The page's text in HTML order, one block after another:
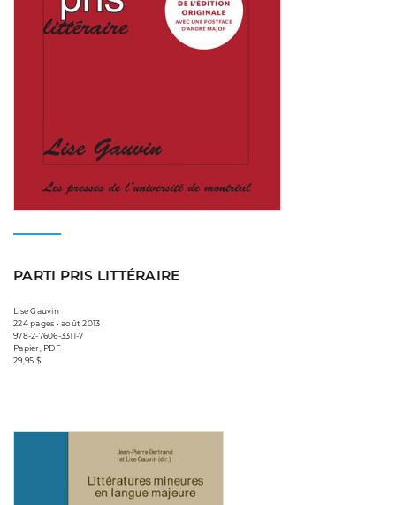
PARTI PRIS LITTÉRAIRE
Lise Gauvin
224 pages • août 2013
978-2-7606-3311-7
Papier, PDF
29,95 $